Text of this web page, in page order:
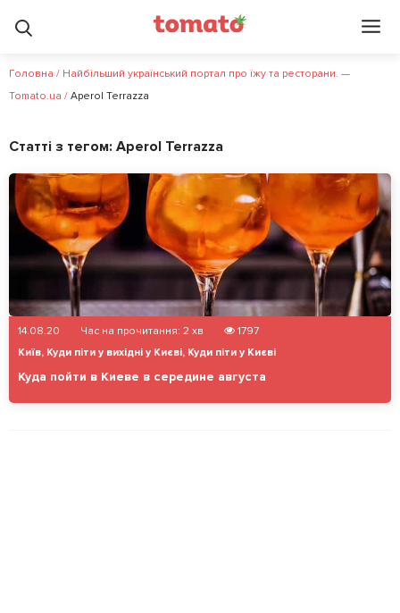
Головна / Найбільший український портал про їжу та ресторани. —
Tomato.ua / Aperol Terrazza
Статті з тегом: Aperol Terrazza
14.08.20 Час на прочитання: 2 хв
1797
Київ, Куди піти у вихідні у Києві, Куди піти у Києві
Куда пойти в Киеве в середине августа